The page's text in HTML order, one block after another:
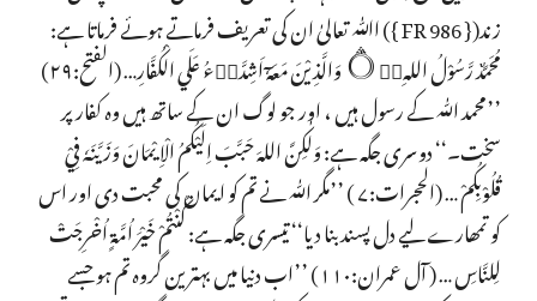
زند({ FR 986 }) اﷲ تعالیٰ ان کی تعریف فرماتے ہوئے فرماتا ہے:
مُحَمَّدٌ رَّسُوْلُ اللہِ۝۰ۭ وَالَّذِيْنَ مَعَہٗٓ اَشِدَّاۗءُ عَلَي الْكُفَّارِ… (الفتح:۲۹)
’’محمد اللّٰہ کے رسول ہیں ، اور جو لوگ ان کے ساتھ ہیں وہ کفار پر
سخت۔‘‘ دوسری جگہ ہے: وَلٰكِنَّ اللہَ حَبَّبَ اِلَيْكُمُ الْاِيْمَانَ وَزَيَّنَہٗ فِيْ
قُلُوْبِكُمْ … (الحجرات:۷ ) ’’مگر اللّٰہ نے تم کو ایمان کی محبت دی اور اس
کو تمھارے لیے دل پسند بنا دیا‘‘ تیسری جگہ ہے: كُنْتُمْ خَيْرَ اُمَّۃٍ اُخْرِجَتْ
لِلنَّاسِ … ( آل عمران:۱۱۰) ’’اب دنیا میں بہترین گروہ تم ہو جسے